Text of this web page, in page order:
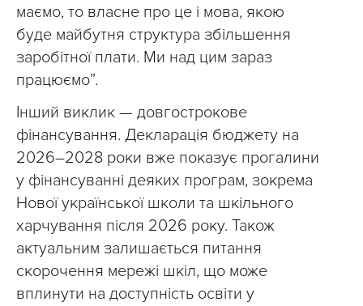
маємо, то власне про це і мова, якою
буде майбутня структура збільшення
заробітної плати. Ми над цим зараз
працюємо”.
Інший виклик — довгострокове
фінансування. Декларація бюджету на
2026–2028 роки вже показує прогалини
у фінансуванні деяких програм, зокрема
Нової української школи та шкільного
харчування після 2026 року. Також
актуальним залишається питання
скорочення мережі шкіл, що може
вплинути на доступність освіти у